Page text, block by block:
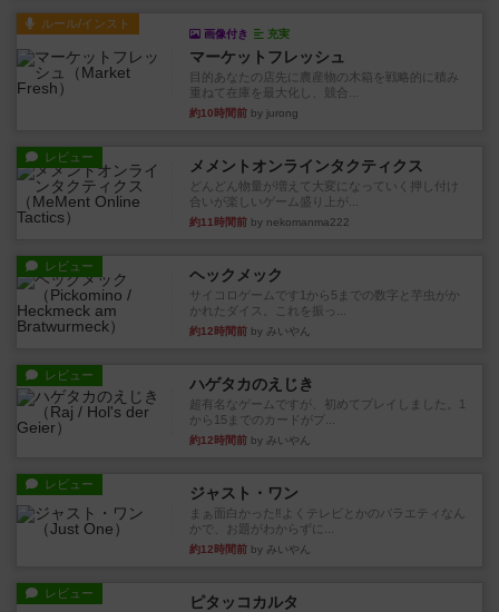
ルール/インスト
画像付き 充実
マーケットフレッシュ
目的あなたの店先に農産物の木箱を戦略的に積み
重ねて在庫を最大化し、競合...
約10時間前 by jurong
レビュー メメントオンラインタクティクス
どんどん物量が増えて大変になっていく押し付け
合いが楽しいゲーム盛り上が...
約11時間前 by nekomanma222
レビュー ヘックメック
サイコロゲームです1から5までの数字と芋虫がか
かれたダイス。これを振っ...
約12時間前 by みいやん
レビュー ハゲタカのえじき
超有名なゲームですが、初めてプレイしました。1
から15までのカードがプ...
約12時間前 by みいやん
レビュー ジャスト・ワン
まぁ面白かった‼️よくテレビとかのバラエティなん
かで、お題がわからずに...
約12時間前 by みいやん
レビュー ピタッコカルタ